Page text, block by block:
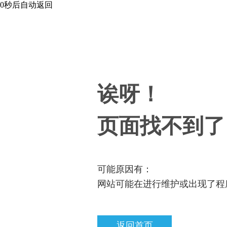
0秒后自动返回
诶呀！
页面找不到了
可能原因有：
网站可能在进行维护或出现了